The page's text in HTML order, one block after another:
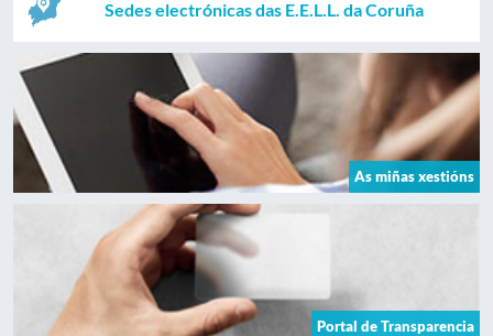
Sedes electrónicas das E.E.L.L. da Coruña
As miñas xestións
Portal de Transparencia